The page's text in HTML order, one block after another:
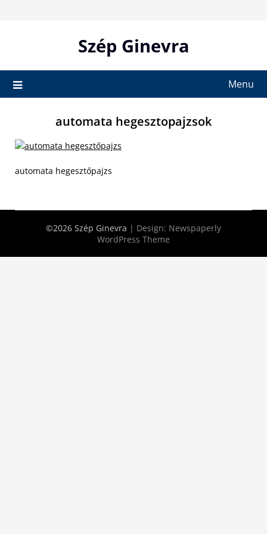
Szép Ginevra
Menu
automata hegesztopajzsok
automata hegesztőpajzs
©2026 Szép Ginevra | Design: Newspaperly
WordPress Theme